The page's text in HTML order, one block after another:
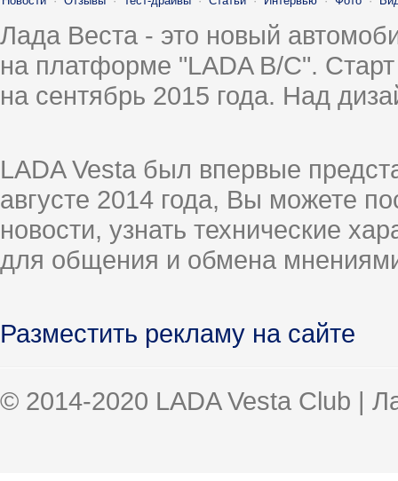
Лада Веста - это новый
на платформе "LADA B/C".
на сентябрь 2015 года. Над
LADA Vesta был впервые
августе 2014 года, Вы можете
новости, узнать технические
для общения и обмена
Разместить рекламу на сайте
© 2014-2020 LADA Vesta Club |